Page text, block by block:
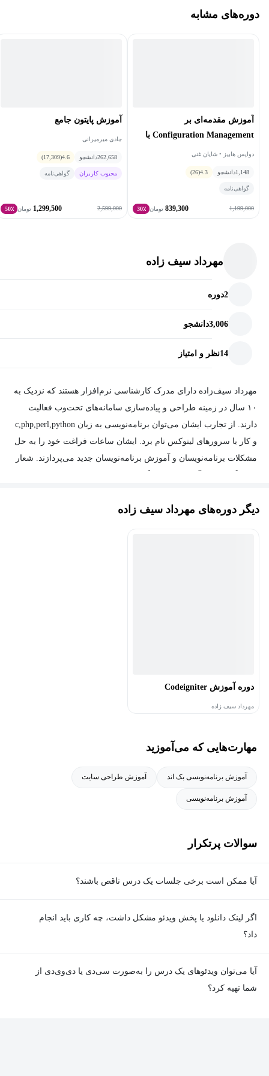
دوره‌های مشابه
آموزش مقدمه‌ای بر
Configuration Management با
انسیبل
دواپس هابیز • شایان غنی
1,148دانشجو 4.3
(26)
گواهی‌نامه
1,199,000
839,300 تومان 30٪
آموزش پایتون جامع
جادی میرمیرانی
262,658دانشجو 4.6
(17,309)
محبوب کاربران گواهی‌نامه
2,599,000
1,299,500 تومان 50٪
مهرداد سیف زاده
2دوره
3,006دانشجو
14نظر و امتیاز
مهرداد سیف‌زاده دارای مدرک کارشناسی‌ نرم‌افزار هستند که نزدیک به
۱۰ سال در زمینه طراحی و پیاده‌سازی سامانه‌های تحت‌وب فعالیت
دارند. از تجارب ایشان می‌توان برنامه‌نویسی به زبان c,php,perl,python
و کار با سرورهای لینوکس نام برد. ایشان ساعات فراغت خود را به حل
مشکلات برنامه‌نویسان و آموزش برنامه‌نویسان جدید می‌پردازند. شعار
دیگر دوره‌های مهرداد سیف زاده
دوره آموزش Codeigniter
مهرداد سیف زاده
مهارت‌هایی که می‌آموزید
آموزش برنامه‌نویسی بک اند آموزش طراحی سایت
آموزش برنامه‌نویسی
سوالات پرتکرار
آیا ممکن است برخی جلسات یک درس ناقص باشند؟
اگر لینک دانلود یا پخش ویدئو مشکل داشت، چه کاری باید انجام
داد؟
آیا می‌توان ویدئوهای یک درس را به‌صورت سی‌دی یا دی‌وی‌دی از
شما تهیه کرد؟